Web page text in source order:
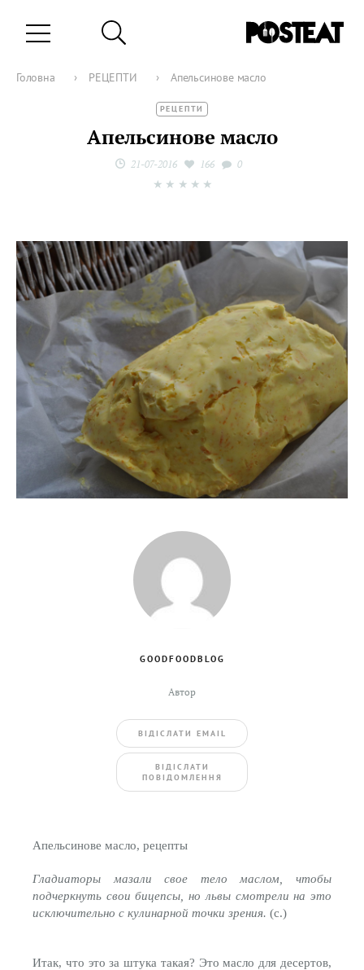
Головна › РЕЦЕПТИ › Апельсинове масло
РЕЦЕПТИ
Апельсинове масло
21-07-2016 166 0
★
★
★
★
★
GOODFOODBLOG
Автор
ВIДIСЛАТИ EMAIL
BIДIСЛАТИ
ПОВIДОМЛЕННЯ
Апельсинове масло, рецепты
Гладиаторы мазали свое тело маслом, чтобы
подчеркнуть свои бицепсы, но львы смотрели на это
исключительно с кулинарной точки зрения. (с.)
Итак, что это за штука такая? Это масло для десертов,